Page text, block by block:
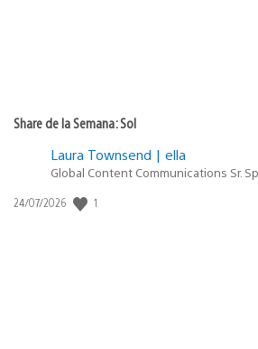
Share de la Semana: Sol
Laura Townsend | ella
Global Content Communications Sr.
Fecha
24/07/2026 1